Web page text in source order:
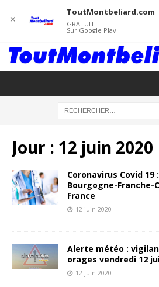
Jour : 12 juin 2020
Coronavirus Covid 19
Bourgogne-Franche-
France
12 juin 2020
Alerte météo :
orages vendredi 12
12 juin 2020
✕
ToutMontbeliard.com
GRATUIT
Sur Google Play